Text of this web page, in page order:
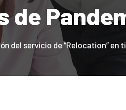
de
del servicio de “Relocation” en